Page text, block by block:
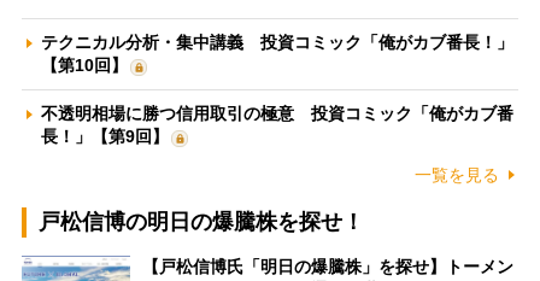
テクニカル分析・集中講義 投資コミック「俺がカブ番長！」
【第10回】
不透明相場に勝つ信用取引の極意 投資コミック「俺がカブ番
長！」【第9回】
一覧を見る
戸松信博の明日の爆騰株を探せ！
【戸松信博氏「明日の爆騰株」を探せ】トーメン